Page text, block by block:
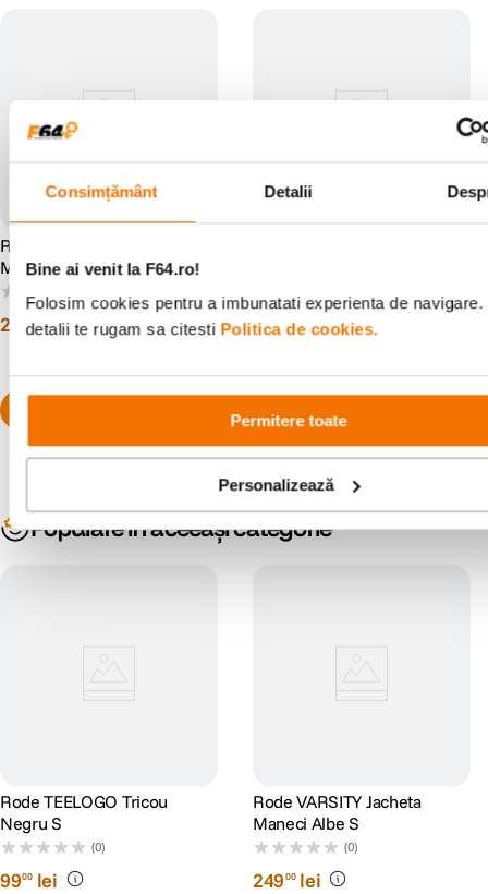
Consimțământ Detalii
Bine ai venit la F64.ro!
Folosim cookies pentru a imbunatati experienta de navigare.
detalii te rugam sa citesti Politica de cookies.
Permitere toate
Personalizează
Rode Rodecaster Pro II
Mixer Audio Podcast
2 999 lei 499 lei
Pachet promo disponibil
Populare în aceeași categorie
Rode TEELOGO Tricou
Negru S
(0)
9900 lei
Rode VARSITY Jacheta
Maneci Albe S
(0)
24900 lei